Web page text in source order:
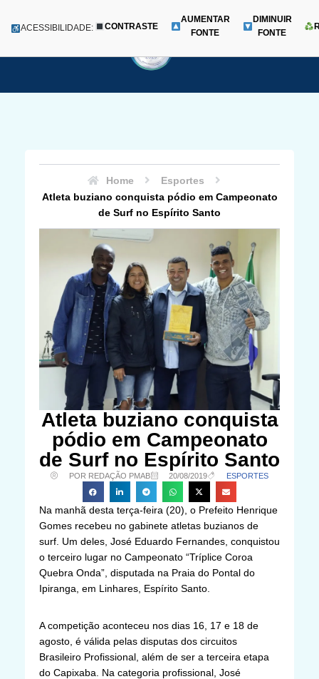
para
Menu
ACESSIBILIDADE: CONTRASTE
AUMENTAR
FONTE
DIMINUIR
FONTE
Home
Esportes
Atleta buziano conquista pódio em Campeonato
de Surf no Espírito Santo
Atleta buziano conquista
pódio em Campeonato
de Surf no Espírito Santo
POR REDAÇÃO PMAB 20/08/2019 ESPORTES
Na manhã desta terça-feira (20), o Prefeito Henrique
Gomes recebeu no gabinete atletas buzianos de
surf. Um deles, José Eduardo Fernandes, conquistou
o terceiro lugar no Campeonato “Tríplice Coroa
Quebra Onda”, disputada na Praia do Pontal do
Ipiranga, em Linhares, Espírito Santo.
A competição aconteceu nos dias 16, 17 e 18 de
agosto, é válida pelas disputas dos circuitos
Brasileiro Profissional, além de ser a terceira etapa
do Capixaba. Na categoria profissional, José